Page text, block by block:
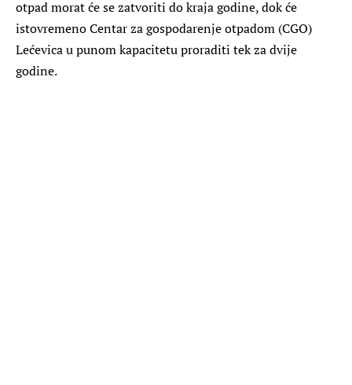
otpad morat će se zatvoriti do kraja godine, dok će
istovremeno Centar za gospodarenje otpadom (CGO)
Lećevica u punom kapacitetu proraditi tek za dvije
godine.